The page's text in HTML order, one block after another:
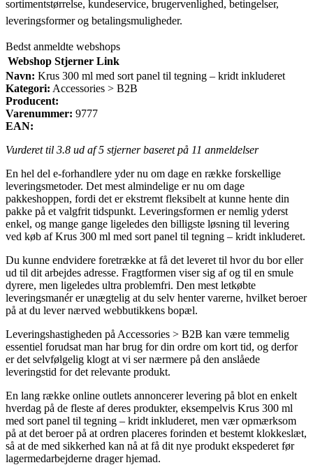
sortimentstørrelse, kundeservice, brugervenlighed, betingelser,
leveringsformer og betalingsmuligheder.
Bedst anmeldte webshops
Webshop Stjerner Link
Navn: Krus 300 ml med sort panel til tegning – kridt inkluderet
Kategori: Accessories > B2B
Producent:
Varenummer: 9777
EAN:
Vurderet til 3.8 ud af 5 stjerner baseret på 11 anmeldelser
En hel del e-forhandlere yder nu om dage en række forskellige
leveringsmetoder. Det mest almindelige er nu om dage
pakkeshoppen, fordi det er ekstremt fleksibelt at kunne hente din
pakke på et valgfrit tidspunkt. Leveringsformen er nemlig yderst
enkel, og mange gange ligeledes den billigste løsning til levering
ved køb af Krus 300 ml med sort panel til tegning – kridt inkluderet.
Du kunne endvidere foretrække at få det leveret til hvor du bor eller
ud til dit arbejdes adresse. Fragtformen viser sig af og til en smule
dyrere, men ligeledes ultra problemfri. Den mest letkøbte
leveringsmanér er unægtelig at du selv henter varerne, hvilket beroer
på at du lever nærved webbutikkens bopæl.
Leveringshastigheden på Accessories > B2B kan være temmelig
essentiel forudsat man har brug for din ordre om kort tid, og derfor
er det selvfølgelig klogt at vi ser nærmere på den anslåede
leveringstid for det relevante produkt.
En lang række online outlets annoncerer levering på blot en enkelt
hverdag på de fleste af deres produkter, eksempelvis Krus 300 ml
med sort panel til tegning – kridt inkluderet, men vær opmærksom
på at det beroer på at ordren placeres forinden et bestemt klokkeslæt,
så at de med sikkerhed kan nå at få dit nye produkt ekspederet før
lagermedarbejderne drager hjemad.